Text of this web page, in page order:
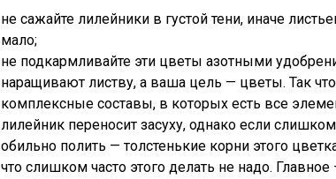
не сажайте лилейники в густой тени, иначе
мало;
не подкармливайте эти цветы азотными
наращивают листву, а ваша цель — цветы. Так
комплексные составы, в которых есть все
лилейник переносит засуху, однако если
обильно полить — толстенькие корни этого
что слишком часто этого делать не надо.